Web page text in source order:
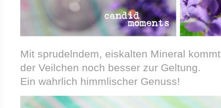
Mit sprudelndem, eiskalten Mineral
der Veilchen noch besser zur Geltung.
Ein wahrlich himmlischer Genuss!